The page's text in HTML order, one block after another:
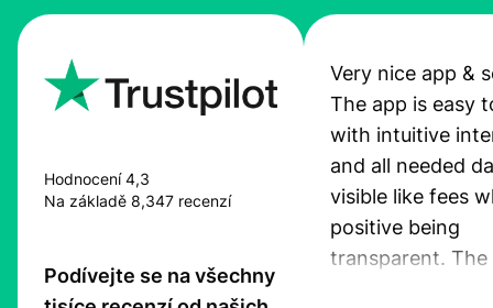
Hodnocení 4,3
Na základě 8,347 recenzí
Podívejte se na všechny
Very nice app &
The app is easy
with intuitive
and all needed
visible like fees
positive being
transparent. The